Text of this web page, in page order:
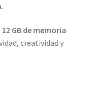
.
12 GB de memoria
creatividad y